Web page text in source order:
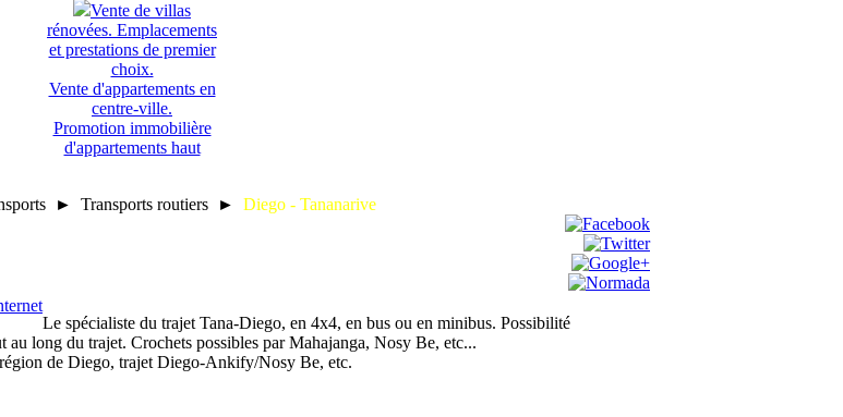
Vente de villas
rénovées. Emplacements
et prestations de premier
choix.
Vente d'appartements en
centre-ville.
Promotion immobilière
d'appartements haut
► Transports routiers ► Diego - Tananarive
Le spécialiste du trajet Tana-Diego, en 4x4, en bus ou en minibus. Possibilité
au long du trajet. Crochets possibles par Mahajanga, Nosy Be, etc...
de Diego, trajet Diego-Ankify/Nosy Be, etc.